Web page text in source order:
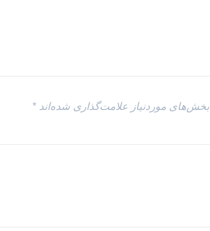
بخش‌های موردنیاز علامت‌گذاری شده‌اند *